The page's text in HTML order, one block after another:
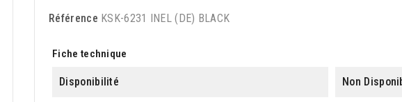
Référence KSK-6231 INEL (DE) BLACK
Fiche technique
Disponibilité Non